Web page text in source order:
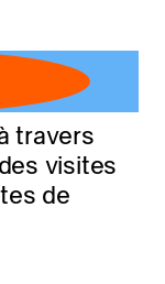
travers
visites
de